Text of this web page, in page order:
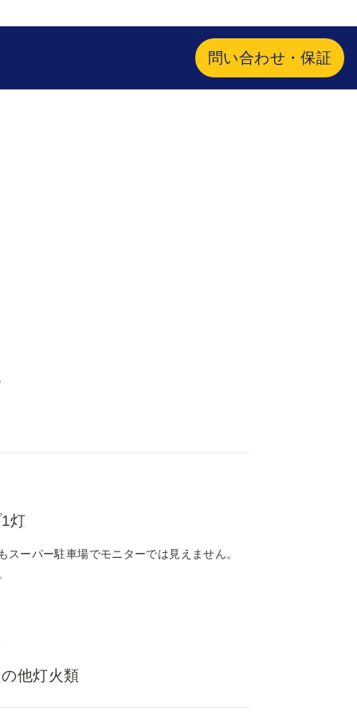
問い合わせ・保証
灯
ーパー駐車場でモニターでは見えません。
他灯火類